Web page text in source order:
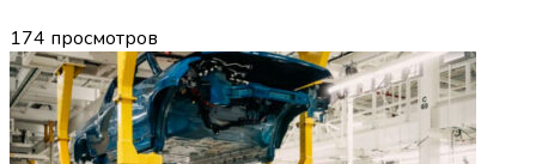
174 просмотров